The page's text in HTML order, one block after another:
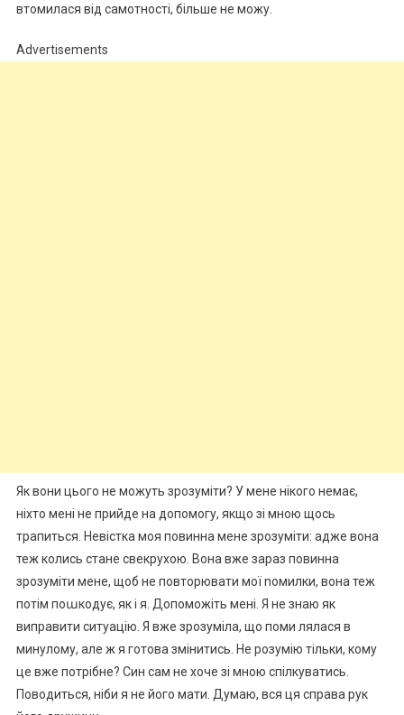
втомилася від самотності, більше не можу.
Advertisements
Як вони цього не можуть зрозуміти? У мене нікого немає,
ніхто мені не прийде на допомогу, якщо зі мною щось
трапиться. Невістка моя повинна мене зрозуміти: адже вона
теж колись стане свекрухою. Вона вже зараз повинна
зрозуміти мене, щоб не повторювати мої nомилки, вона теж
потім поաкодує, як і я. Допоможіть мені. Я не знаю як
виправити ситуацію. Я вже зрозуміла, що поми лялася в
минулому, але ж я готова змінитись. Не розумію тільки, кому
це вже потрібне? Син сам не хоче зі мною спілкуватись.
Поводиться, ніби я не його мати. Думаю, вся ця справа рук